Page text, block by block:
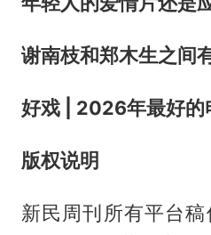
谢南枝和郑木生之间
好戏 | 2026年最好的
版权说明
新民周刊所有平台